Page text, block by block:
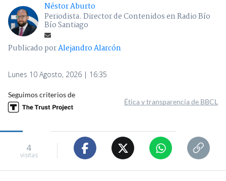
Néstor Aburto
Periodista. Director de Contenidos en Radio Bío
Bío Santiago
Publicado porAlejandro Alarcón
Lunes 10 Agosto, 2026 | 16:35
Seguimos criterios de
Ética y transparencia de BBCL
4
visitas